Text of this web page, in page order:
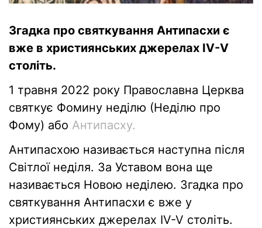
Згадка про святкування Антипасхи є
вже в християнських джерелах IV-V
століть.
1 травня 2022 року Православна Церква
святкує Фомину неділю (Неділю про
Фому) або Антипасху.
Антипасхою називається наступна після
Світлої неділя. За Уставом вона ще
називається Новою неділею. Згадка про
святкування Антипасхи є вже у
християнських джерелах IV-V століть.